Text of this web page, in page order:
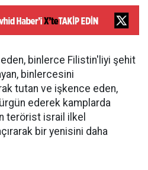
eden, binlerce Filistin'liyi şehit
binlercesini
tutan ve işkence eden,
ederek kamplarda
terörist israil ilkel
bir yenisini daha